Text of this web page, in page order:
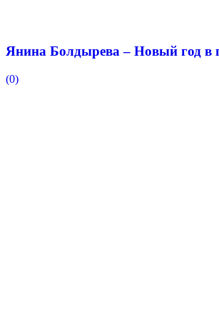
Янина Болдырева – Новый год в
(0)